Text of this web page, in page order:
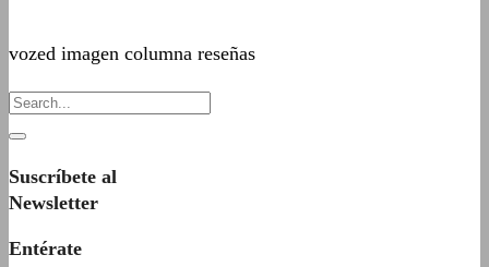
vozed imagen columna reseñas
Suscríbete al
Newsletter
Entérate